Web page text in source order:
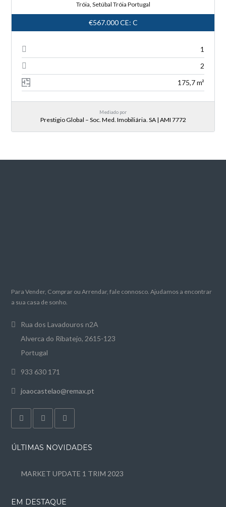
Tróia, Setúbal Tróia Portugal
€567.000CE: C
1
2
175,7 m²
Mediado por
Prestigio Global – Soc. Med. Imobiliária. SA | AMI 7772
Para Vender, Comprar ou Arrendar, fale connosco. Ajudamos a encontrar
a sua casa de sonho.
Rua dos Lavadouros n2A
Alverca do Ribatejo, 2615-123
Portugal
933 630 171
joaocastelao@remax.pt
ÚLTIMAS NOVIDADES
MARKET UPDATE 1 TRIM 2023
EM DESTAQUE